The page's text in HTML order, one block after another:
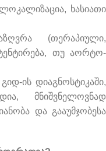
ხასიათი
(თერაპიული,
თუ აორტო-
ის დიაგნოსტიკაში,
მნიშვნელოვნად
და გააუმჯობესა